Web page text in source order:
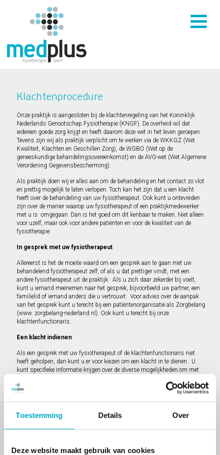
Toestemming Details Over
Deze website maakt gebruik van cookies
Klachtenprocedure
Onze praktijk is aangesloten bij de klachtenregeling van het Koninklijk
Nederlands Genootschap Fysiotherapie (KNGF). De overheid wil dat
iedereen goede zorg krijgt en heeft daarom deze wet in het leven geroepen.
Tevens zijn wij als praktijk verplicht om te werken via de WKKGZ (Wet
Kwaliteit, Klachten en Geschillen Zorg), de WGBO (Wet op de
geneeskundige behandelingsovereenkomst) en de AVG-wet (Wet Algemene
Verordening Gegevensbescherming).
Als praktijk doen wij er alles aan om de behandeling en het contact zo vlot
en prettig mogelijk te laten verlopen. Toch kan het zijn dat u een klacht
heeft over de behandeling van uw fysiotherapeut. Ook kunt u ontevreden
zijn over de manier waarop uw fysiotherapeut of een praktijkmedewerker
met u is omgegaan. Dan is het goed om dit kenbaar te maken. Niet alleen
voor uzelf, maar ook voor andere patiënten en voor de kwaliteit van de
fysiotherapie.
In gesprek met uw fysiotherapeut
Allereerst is het de moeite waard om een gesprek aan te gaan met uw
behandelend fysiotherapeut zelf, of als u dat prettiger vindt, met een
andere fysiotherapeut uit de praktijk. Als u zich daar zekerder bij voelt,
kunt u iemand meenemen naar het gesprek, bijvoorbeeld uw partner, een
familielid of iemand anders die u vertrouwt. Voor advies over de aanpak
van het gesprek kunt u terecht bij een patiëntenorganisatie als Zorgbelang
(www. zorgbelang-nederland.nl). Ook kunt u terecht bij onze
klachtenfunctionaris.
Een klacht indienen
Als een gesprek met uw fysiotherapeut of de klachtenfunctionaris niet
heeft geholpen, dan kunt u er voor kiezen om een klacht in te dienen. U
kunt specifieke informatie krijgen over de diverse mogelijkheden om met
KNGF:
en de folder van het KNGF,“Als u
rondloopt met een klacht over uw fysiotherapeut